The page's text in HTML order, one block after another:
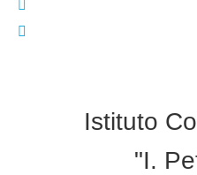
Istituto
"I.